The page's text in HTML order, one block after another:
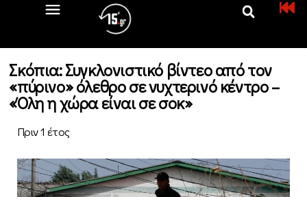
Σκόπια: Συγκλονιστικό βίντεο από τον
«πύρινο» όλεθρο σε νυχτερινό κέντρο –
«Όλη η χώρα είναι σε σοκ»
Πριν 1 έτος